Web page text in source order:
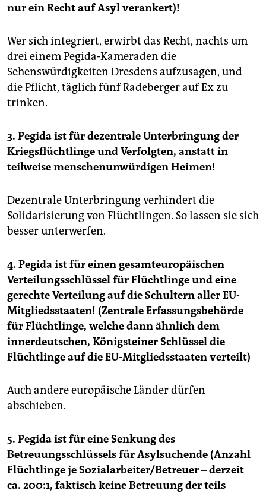
nur ein Recht auf Asyl verankert)!
Wer sich integriert, erwirbt das Recht, nachts um
drei einem Pegida-Kameraden die
Sehenswürdigkeiten Dresdens aufzusagen, und
die Pflicht, täglich fünf Radeberger auf Ex zu
trinken.
3. Pegida ist für dezentrale Unterbringung der
Kriegsflüchtlinge und Verfolgten, anstatt in
teilweise menschenunwürdigen Heimen!
Dezentrale Unterbringung verhindert die
Solidarisierung von Flüchtlingen. So lassen sie sich
besser unterwerfen.
4. Pegida ist für einen gesamteuropäischen
Verteilungsschlüssel für Flüchtlinge und eine
gerechte Verteilung auf die Schultern aller EU-
Mitgliedsstaaten! (Zentrale Erfassungsbehörde
für Flüchtlinge, welche dann ähnlich dem
innerdeutschen, Königsteiner Schlüssel die
Flüchtlinge auf die EU-Mitgliedsstaaten verteilt)
Auch andere europäische Länder dürfen
abschieben.
5. Pegida ist für eine Senkung des
Betreuungsschlüssels für Asylsuchende (Anzahl
Flüchtlinge je Sozialarbeiter/Betreuer – derzeit
ca. 200:1, faktisch keine Betreuung der teils